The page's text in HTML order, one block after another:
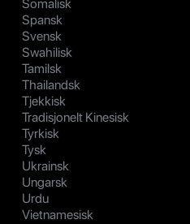
Somalisk
Spansk
Svensk
Swahilisk
Tamilsk
Thailandsk
Tjekkisk
Tradisjonelt Kinesisk
Tyrkisk
Tysk
Ukrainsk
Ungarsk
Urdu
Vietnamesisk